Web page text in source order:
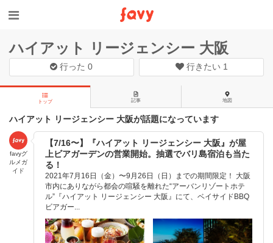
ハイアット リージェンシー 大阪
行った0 行きたい 1
トップ 記事 地図
ハイアット リージェンシー 大阪が話題になっています
favyグ
ルメガ
イド
【7/16〜】『ハイアット リージェンシー 大阪』が屋
上ビアガーデンの営業開始。抽選でバリ島宿泊も当た
る！
2021年7月16日（金）〜9月26日（日）までの期間限定！ 大阪
市内にありながら都会の喧騒を離れた“アーバンリゾートホテ
ル”『ハイアット リージェンシー 大阪​』にて、ベイサイドBBQ
ビアガー...